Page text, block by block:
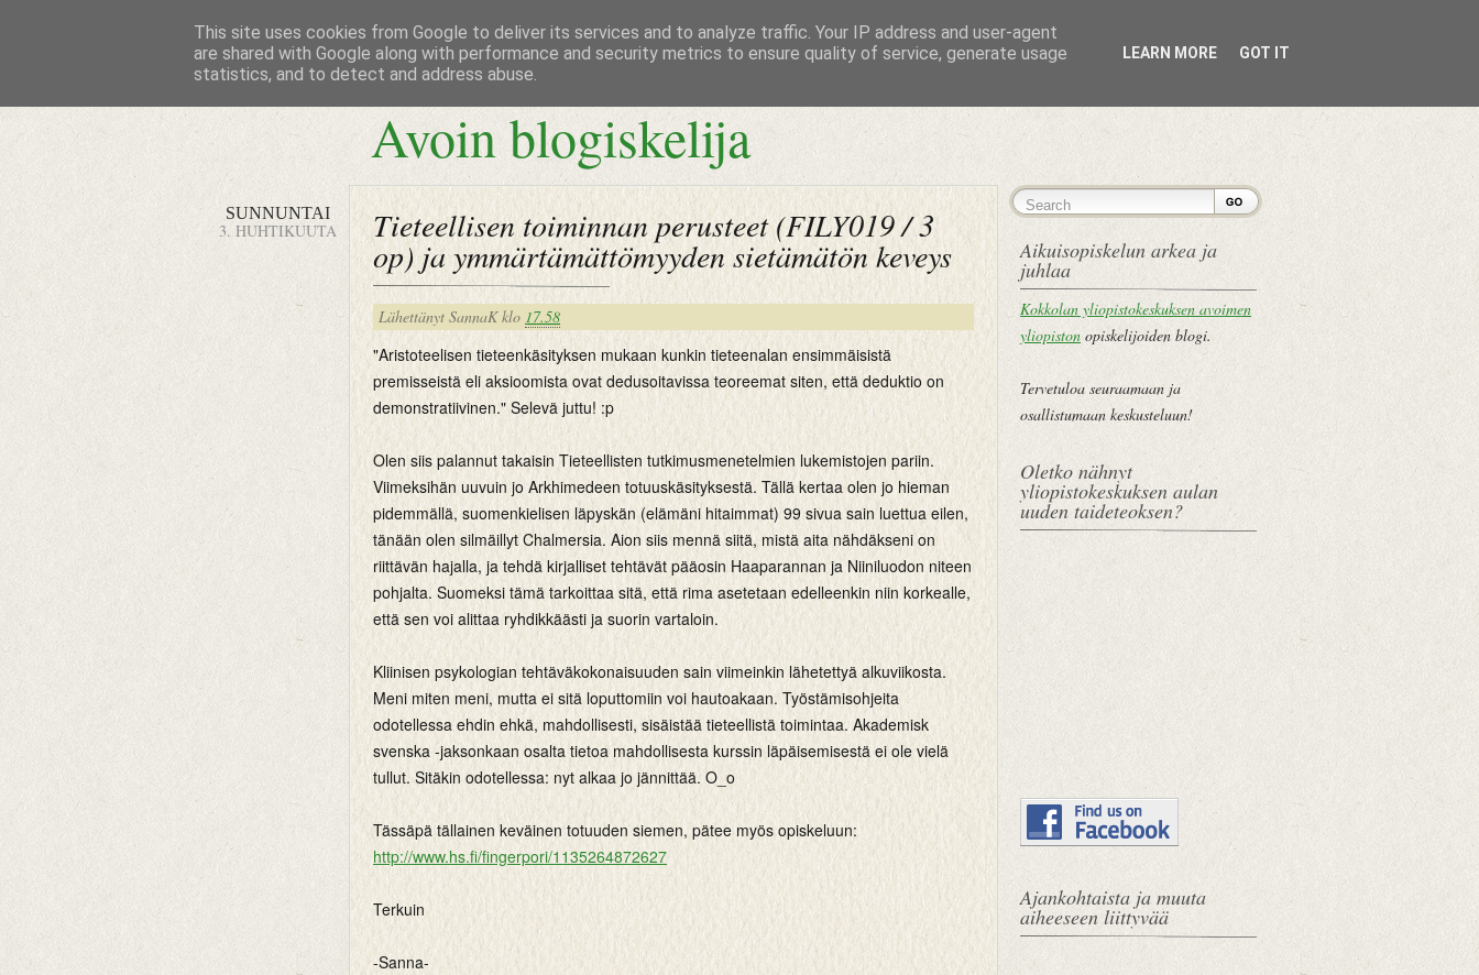
Avoin blogiskelija
SUNNUNTAI
3. HUHTIKUUTA Tieteellisen toiminnan perusteet (FILY019 / 3
op) ja ymmärtämättömyyden sietämätön keveys
Lähettänyt SannaK klo 17.58
"Aristoteelisen tieteenkäsityksen mukaan kunkin tieteenalan ensimmäisistä
premisseistä eli aksioomista ovat dedusoitavissa teoreemat siten, että deduktio on
demonstratiivinen." Selevä juttu! :p
Olen siis palannut takaisin Tieteellisten tutkimusmenetelmien lukemistojen pariin.
Viimeksihän uuvuin jo Arkhimedeen totuuskäsityksestä. Tällä kertaa olen jo hieman
pidemmällä, suomenkielisen läpyskän (elämäni hitaimmat) 99 sivua sain luettua eilen,
tänään olen silmäillyt Chalmersia. Aion siis mennä siitä, mistä aita nähdäkseni on
riittävän hajalla, ja tehdä kirjalliset tehtävät pääosin Haaparannan ja Niiniluodon niteen
pohjalta. Suomeksi tämä tarkoittaa sitä, että rima asetetaan edelleenkin niin korkealle,
että sen voi alittaa ryhdikkäästi ja suorin vartaloin.
Kliinisen psykologian tehtäväkokonaisuuden sain viimeinkin lähetettyä alkuviikosta.
Meni miten meni, mutta ei sitä loputtomiin voi hautoakaan. Työstämisohjeita
odotellessa ehdin ehkä, mahdollisesti, sisäistää tieteellistä toimintaa. Akademisk
svenska -jaksonkaan osalta tietoa mahdollisesta kurssin läpäisemisestä ei ole vielä
tullut. Sitäkin odotellessa: nyt alkaa jo jännittää. O_o
Tässäpä tällainen keväinen totuuden siemen, pätee myös opiskeluun:
http://www.hs.fi/fingerpori/1135264872627
Terkuin
-Sanna-
Aikuisopiskelun arkea ja
juhlaa
Kokkolan yliopistokeskuksen avoimen
yliopiston opiskelijoiden blogi.
Tervetuloa seuraamaan ja
osallistumaan keskusteluun!
Oletko nähnyt
yliopistokeskuksen aulan
uuden taideteoksen?
Ajankohtaista ja muuta
aiheeseen liittyvää
This site uses cookies from Google to deliver its services and to analyze traffic. Your IP address and user-agent
are shared with Google along with performance and security metrics to ensure quality of service, generate usage
statistics, and to detect and address abuse.
LEARN MORE GOT IT